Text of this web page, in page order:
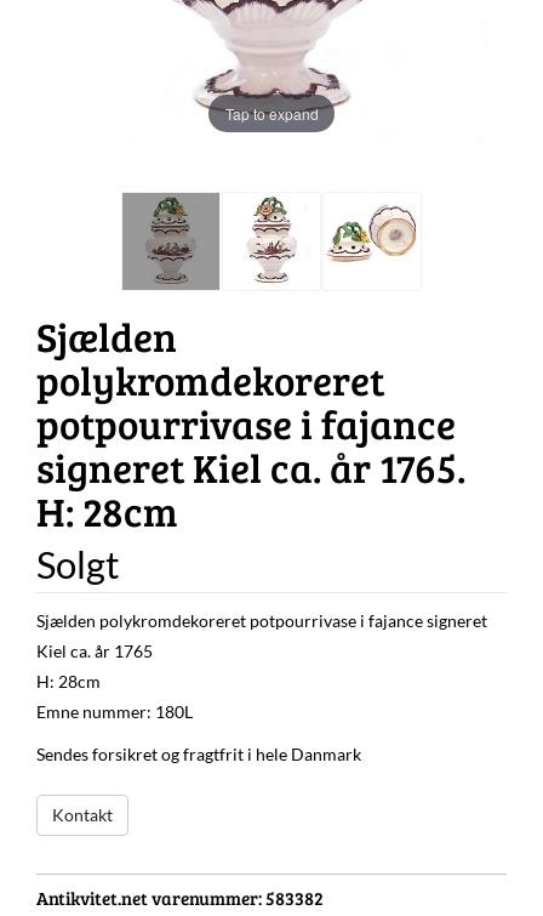
Tap to expand
Sjælden
polykromdekoreret
potpourrivase i fajance
signeret Kiel ca. år 1765.
H: 28cm
Solgt
Sjælden polykromdekoreret potpourrivase i fajance signeret
Kiel ca. år 1765
H: 28cm
Emne nummer: 180L
Sendes forsikret og fragtfrit i hele Danmark
Kontakt
Antikvitet.net varenummer:583382